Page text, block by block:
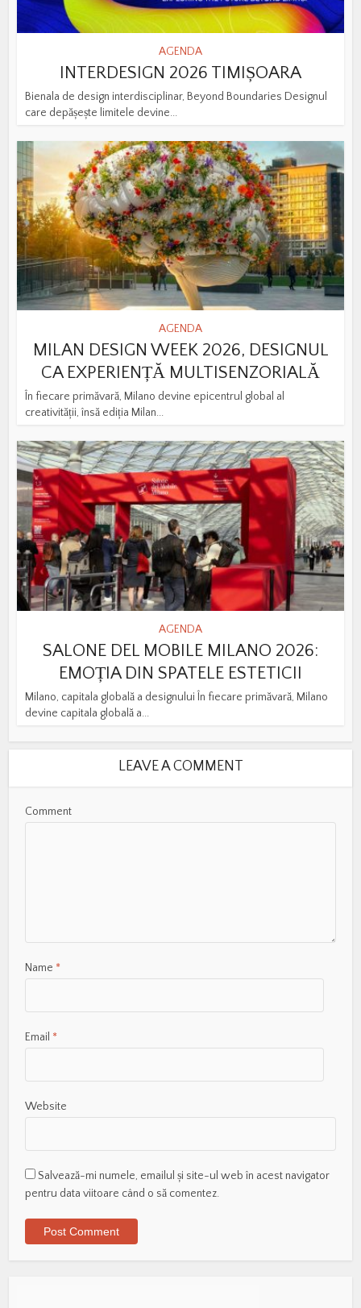
AGENDA
INTERDESIGN 2026 TIMIȘOARA
Bienala de design interdisciplinar, Beyond Boundaries Designul
care depășește limitele devine...
AGENDA
MILAN DESIGN WEEK 2026, DESIGNUL
CA EXPERIENȚĂ MULTISENZORIALĂ
În fiecare primăvară, Milano devine epicentrul global al
creativității, însă ediția Milan...
AGENDA
SALONE DEL MOBILE MILANO 2026:
EMOȚIA DIN SPATELE ESTETICII
Milano, capitala globală a designului În fiecare primăvară, Milano
devine capitala globală a...
LEAVE A COMMENT
Comment
Name *
Email *
Website
Salvează-mi numele, emailul și site-ul web în acest navigator
pentru data viitoare când o să comentez.